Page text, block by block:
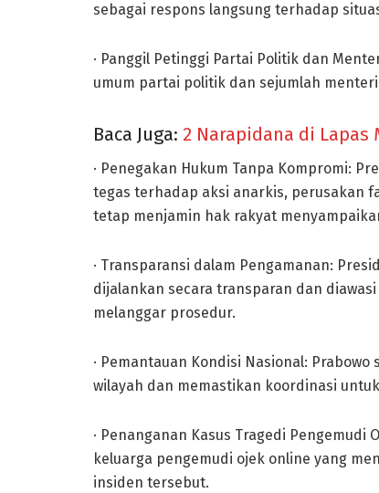
sebagai respons langsung terhadap
· Panggil Petinggi Partai Politik dan
umum partai politik dan sejumlah
Baca Juga: 2 Narapidana di Lapas
· Penegakan Hukum Tanpa Kompromi:
tegas terhadap aksi anarkis, perusakan
tetap menjamin hak rakyat
· Transparansi dalam Pengamanan:
dijalankan secara transparan dan
melanggar prosedur.
· Pemantauan Kondisi Nasional:
wilayah dan memastikan koordinasi
· Penanganan Kasus Tragedi
keluarga pengemudi ojek online yang
insiden tersebut.